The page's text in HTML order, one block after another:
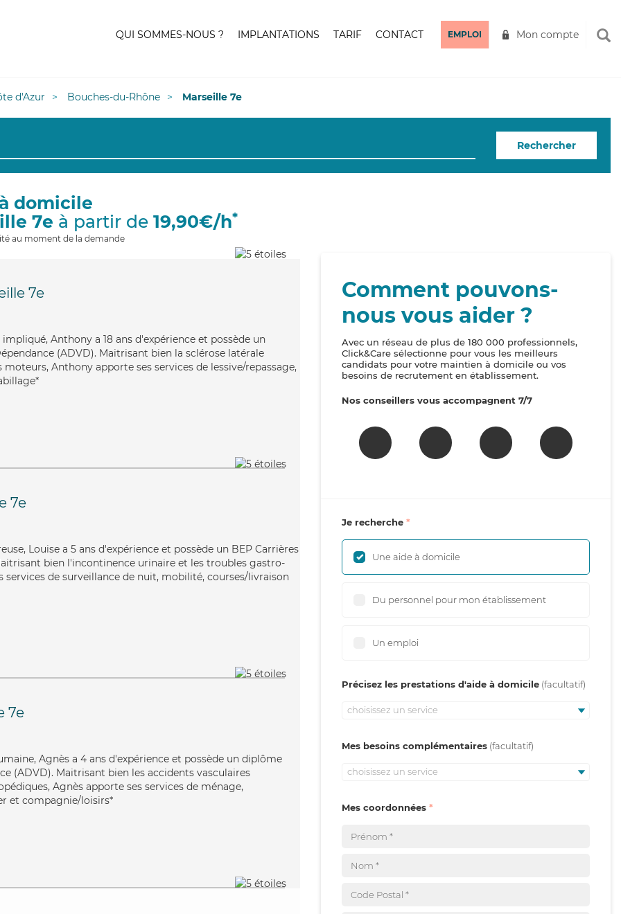
QUI SOMMES-NOUS ? IMPLANTATIONS TARIF CONTACT EMPLOI Mon compte
d'Azur Bouches-du-Rhône Marseille 7e
Rechercher
domicile
7e à partir de 19,90€/h*
au moment de la demande
7e
Anthony a 18 ans d'expérience et possède un
(ADVD). Maitrisant bien la sclérose latérale
Anthony apporte ses services de lessive/repassage,
7e
Louise a 5 ans d'expérience et possède un BEP Carrières
bien l'incontinence urinaire et les troubles gastro-
services de surveillance de nuit, mobilité, courses/livraison
7e
Agnès a 4 ans d'expérience et possède un diplôme
(ADVD). Maitrisant bien les accidents vasculaires
Agnès apporte ses services de ménage,
et compagnie/loisirs*
Comment pouvons-
nous vous aider ?
Avec un réseau de plus de 180 000 professionnels,
Click&Care sélectionne pour vous les meilleurs
candidats pour votre maintien à domicile ou vos
besoins de recrutement en établissement.
Nos conseillers vous accompagnent 7/7
Je recherche
Une aide à domicile
Du personnel pour mon établissement
Un emploi
Précisez les prestations d'aide à domicile
choisissez un service
Mes besoins complémentaires
choisissez un service
Mes coordonnées